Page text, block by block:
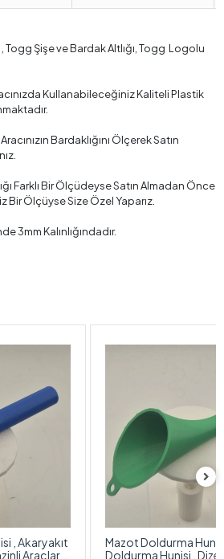
, Togg Şişe ve Bardak Altlığı, Togg Logolu
Kullanabileceğiniz Kaliteli Plastik
Bardaklığını Ölçerek Satın
Farklı Bir Ölçüdeyse Satın Almadan Önce
Bir Ölçüyse Size Özel Yaparız.
3mm Kalınlığındadır.
, Akaryakıt
Araçlar
Mazot Doldurma
Doldurma Hunisi ,